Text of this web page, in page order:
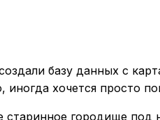
базу данных с
хочется просто
городище под